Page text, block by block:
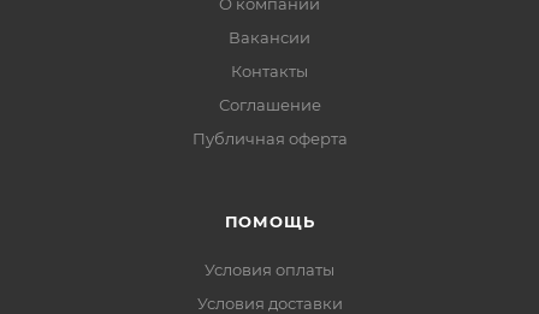
Вакансии
Контакты
Соглашение
Публичная оферта
ПОМОЩЬ
Условия оплаты
Условия доставки